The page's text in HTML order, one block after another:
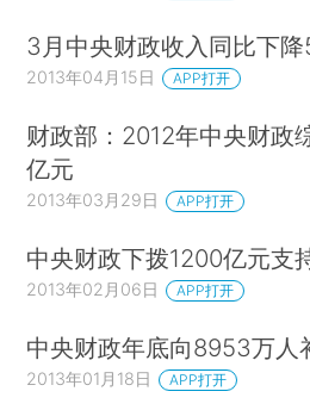
3月中央财政收入同比下降
2013年04月15日 APP打开
财政部：2012年中央财政
亿元
2013年03月29日 APP打开
中央财政下拨1200亿元支
2013年02月06日 APP打开
中央财政年底向8953万人
2013年01月18日 APP打开